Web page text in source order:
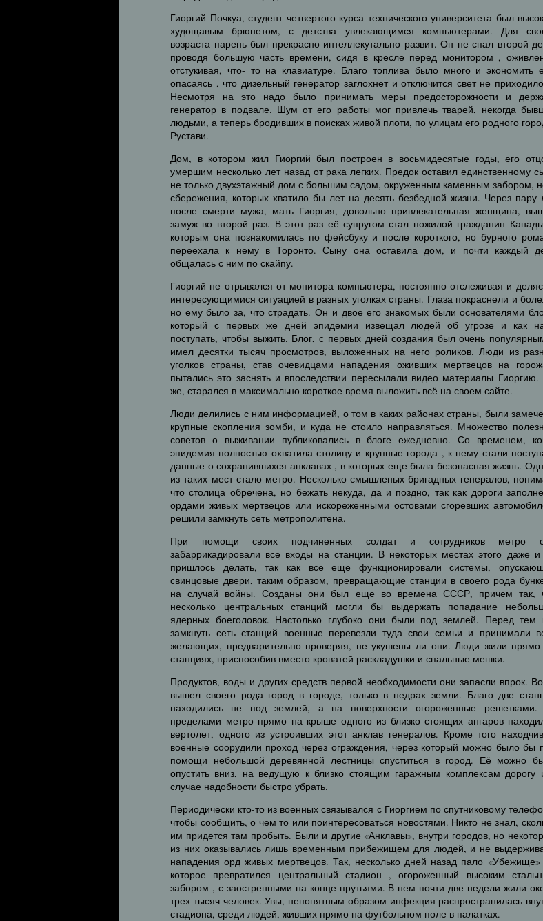
Гиоргий Почкуа, студент четвертого курса технического университета был
худощавым брюнетом, с детства увлекающимся компьютерами. Для
возраста парень был прекрасно интеллекутально развит. Он не спал второй
проводя большую часть времени, сидя в кресле перед монитором ,
отстукивая, что- то на клавиатуре. Благо топлива было много и экономить
опасаясь , что дизельный генератор заглохнет и отключится свет не
Несмотря на это надо было принимать меры предосторожности и
генератор в подвале. Шум от его работы мог привлечь тварей, некогда
людьми, а теперь бродивших в поисках живой плоти, по улицам его родного
Рустави.
Дом, в котором жил Гиоргий был построен в восьмидесятые годы, его
умершим несколько лет назад от рака легких. Предок оставил единственному
не только двухэтажный дом с большим садом, окруженным каменным забором,
сбережения, которых хватило бы лет на десять безбедной жизни. Через пару
после смерти мужа, мать Гиоргия, довольно привлекательная женщина,
замуж во второй раз. В этот раз её супругом стал пожилой гражданин
которым она познакомилась по фейсбуку и после короткого, но бурного
переехала к нему в Торонто. Сыну она оставила дом, и почти каждый
общалась с ним по скайпу.
Гиоргий не отрывался от монитора компьютера, постоянно отслеживая и
интересующимися ситуацией в разных уголках страны. Глаза покраснели и
но ему было за, что страдать. Он и двое его знакомых были основателями
который с первых же дней эпидемии извещал людей об угрозе и как
поступать, чтобы выжить. Блог, с первых дней создания был очень
имел десятки тысяч просмотров, выложенных на него роликов. Люди из
уголков страны, став очевидцами нападения оживших мертвецов на
пытались это заснять и впоследствии пересылали видео материалы
же, старался в максимально короткое время выложить всё на своем сайте.
Люди делились с ним информацией, о том в каких районах страны, были
крупные скопления зомби, и куда не стоило направляться. Множество
советов о выживании публиковались в блоге ежедневно. Со временем,
эпидемия полностью охватила столицу и крупные города , к нему стали
данные о сохранившихся анклавах , в которых еще была безопасная жизнь.
из таких мест стало метро. Несколько смышленых бригадных генералов,
что столица обречена, но бежать некуда, да и поздно, так как дороги
ордами живых мертвецов или искореженными остовами сгоревших
решили замкнуть сеть метрополитена.
При помощи своих подчиненных солдат и сотрудников метро
забаррикадировали все входы на станции. В некоторых местах этого даже
пришлось делать, так как все еще функционировали системы,
свинцовые двери, таким образом, превращающие станции в своего рода
на случай войны. Созданы они был еще во времена СССР, причем так,
несколько центральных станций могли бы выдержать попадание
ядерных боеголовок. Настолько глубоко они были под землей. Перед тем
замкнуть сеть станций военные перевезли туда свои семьи и принимали
желающих, предварительно проверяя, не укушены ли они. Люди жили
станциях, приспособив вместо кроватей раскладушки и спальные мешки.
Продуктов, воды и других средств первой необходимости они запасли впрок.
вышел своего рода город в городе, только в недрах земли. Благо две
находились не под землей, а на поверхности огороженные решетками.
пределами метро прямо на крыше одного из близко стоящих ангаров
вертолет, одного из устроивших этот анклав генералов. Кроме того
военные соорудили проход через ограждения, через который можно было бы
помощи небольшой деревянной лестницы спуститься в город. Её можно
опустить вниз, на ведущую к близко стоящим гаражным комплексам дорогу
случае надобности быстро убрать.
Периодически кто-то из военных связывался с Гиоргием по спутниковому
чтобы сообщить, о чем то или поинтересоваться новостями. Никто не знал,
им придется там пробыть. Были и другие «Анклавы», внутри городов, но
из них оказывались лишь временным прибежищем для людей, и не
нападения орд живых мертвецов. Так, несколько дней назад пало
которое превратился центральный стадион , огороженный высоким
забором , с заостренными на конце прутьями. В нем почти две недели жили
трех тысяч человек. Увы, непонятным образом инфекция распространилась
стадиона, среди людей, живших прямо на футбольном поле в палатках.